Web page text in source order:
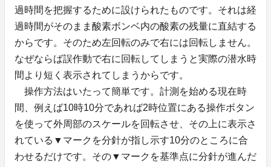
過時間を把握するために設けられたものです。それは経
過時間がそのまま酸素ボンベ内の酸素の残量に直結する
からです。そのため左回転のみで右には回転しません。
なぜならば誤作動で右に回転してしまうと実際の潜水時
間より短く表示されてしまうからです。
操作方法はいたって簡単です。計測を始める現在時
間、例えば10時10分であれば2時位置にある操作ボタン
を使って外周部のスケールを回転させ、その上に表示さ
れている▼マークを分針が指し示す10分のところに合
わせるだけです。その▼マークを基準点に分針が進んだ